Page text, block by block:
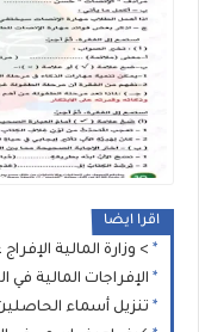
اقرا ايضا
> وزارة المالية الإفراج عن مرتبات 27,289 موظفاً وموظفة">عاجل | موعد صرف مرتبات شهر يوليو (7) عبر منظومة "راتبك
الإفراجات المالية في الصحة والزراعة 2026.. كيف تعرف اسمك؟ دليل شامل
تنزيل أسماء الحاصلين على الإفراجات